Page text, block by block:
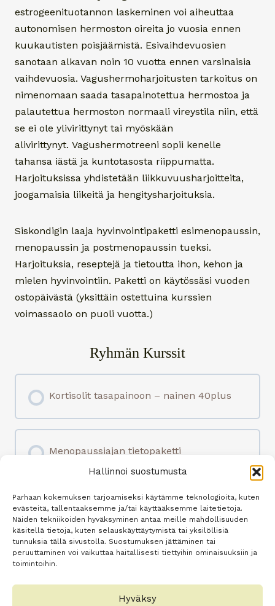
Hallinnoi suostumusta
Parhaan kokemuksen tarjoamiseksi käytämme teknologioita, kuten
evästeitä, tallentaaksemme ja/tai käyttääksemme laitetietoja.
Näiden tekniikoiden hyväksyminen antaa meille mahdollisuuden
käsitellä tietoja, kuten selauskäyttäytymistä tai yksilöllisiä
tunnuksia tällä sivustolla. Suostumuksen jättäminen tai
peruuttaminen voi vaikuttaa haitallisesti tiettyihin ominaisuuksiin ja
toimintoihin.
Hyväksy
estrogeenituotannon laskeminen voi aiheuttaa
autonomisen hermoston oireita jo vuosia ennen
kuukautisten poisjäämistä. Esivaihdevuosien
sanotaan alkavan noin 10 vuotta ennen varsinaisia
vaihdevuosia. Vagushermoharjoitusten tarkoitus on
nimenomaan saada tasapainotettua hermostoa ja
palautettua hermoston normaali vireystila niin, että
se ei ole ylivirittynyt tai myöskään
alivirittynyt. Vagushermotreeni sopii kenelle
tahansa iästä ja kuntotasosta riippumatta.
Harjoituksissa yhdistetään liikkuvuusharjoitteita,
joogamaisia liikeitä ja hengitysharjoituksia.
Siskondigin laaja hyvinvointipaketti esimenopaussin,
menopaussin ja postmenopaussin tueksi.
Harjoituksia, reseptejä ja tietoutta ihon, kehon ja
mielen hyvinvointiin. Paketti on käytössäsi vuoden
ostopäivästä (yksittäin ostettuina kurssien
voimassaolo on puoli vuotta.)
Ryhmän Kurssit
Kortisolit tasapainoon – nainen 40plus
0% SUORITETTU 0/0 osiota
Menopaussiajan tietopaketti
KURSSI EDISTYMISTÄ
0% SUORITETTU
0/0 osiota
Siskonlabrat webinaari – yksilöllistä
kartoitusta
KURSSI EDISTYMISTÄ